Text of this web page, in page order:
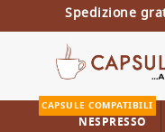
Spedizione
NESPRESSO
CAPSULE COMPATIBILI